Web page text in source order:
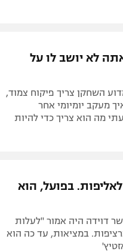
לא יושב לו על
רפואה מדוע השחקן צריך פיקוח צמוד,
מעקב יומיומי אחר
מה הוא צריך כדי להיות
בפועל, הוא
דוידה היה אמור "לעלות
במציאות, עד כה הוא